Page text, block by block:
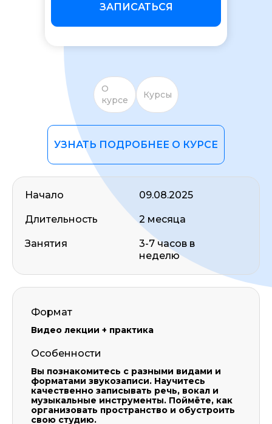
ЗАПИСАТЬСЯ
О
курсе
Курсы
УЗНАТЬ ПОДРОБНЕЕ О КУРСЕ
Начало
Длительность
Занятия
09.08.2025
2 месяца
3-7 часов в
неделю
Формат
Видео лекции + практика
Особенности
Вы познакомитесь с разными видами и
форматами звукозаписи. Научитесь
качественно записывать речь, вокал и
музыкальные инструменты. Поймёте, как
организовать пространство и обустроить
свою студию.